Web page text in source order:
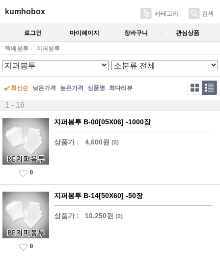
kumhobox 카테고리 검색
로그인 마이페이지 장바구니 관심상품
택배봉투 지퍼봉투
최신순 낮은가격 높은가격 상품명 최다리뷰
1 - 16
지퍼봉투 B-00[05X06] -1000장
상품가 : 4,600원 (0)
0
지퍼봉투 B-14[50X60] -50장
상품가 : 10,250원 (0)
0